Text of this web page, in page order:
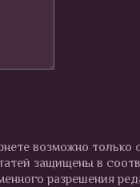
возможно
защищены в
разрешения